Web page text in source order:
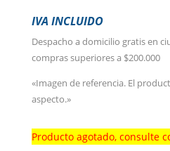
IVA INCLUIDO
Despacho a domicilio gratis en
compras superiores a $200.000
«Imagen de referencia. El
aspecto.»
Producto agotado, consulte